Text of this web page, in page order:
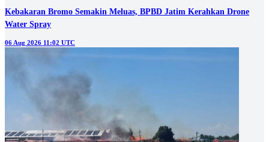
Kebakaran Bromo Semakin Meluas, BPBD Jatim Kerahkan Drone
Water Spray
06 Aug 2026 11:02 UTC